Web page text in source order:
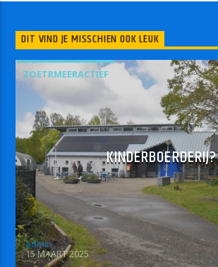
DIT VIND JE MISSCHIEN OOK LEUK
ZOETRMEERACTIEF
KINDERBOERDERIJ?
admin
15 MAART 2025